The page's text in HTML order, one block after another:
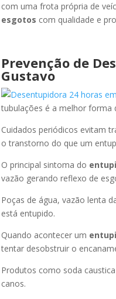
com uma frota própria de
esgotos com qualidade e
Prevenção de
Gustavo
tubulações é a melhor forma
Cuidados periódicos evitam
o transtorno do que um
O principal sintoma do
vazão gerando reflexo de
Poças de água, vazão lenta
está entupido.
Quando acontecer um
tentar desobstruir o
Produtos como soda
canos.